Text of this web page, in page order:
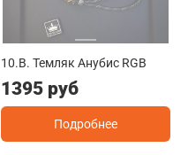
10.B. Темляк Анубис RGB
1395 руб
Подробнее